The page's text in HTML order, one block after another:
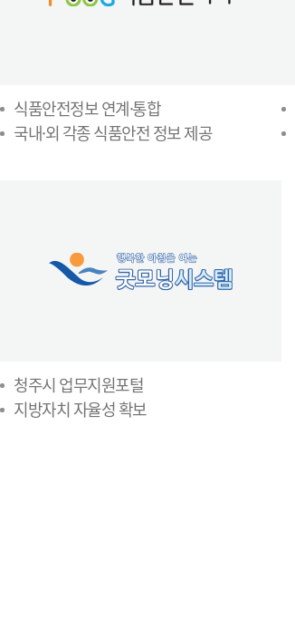
식품안전정보 연계·통합
국내·외 각종 식품안전 정보 제공
청주시 업무지원포털
지방자치 자율성 확보